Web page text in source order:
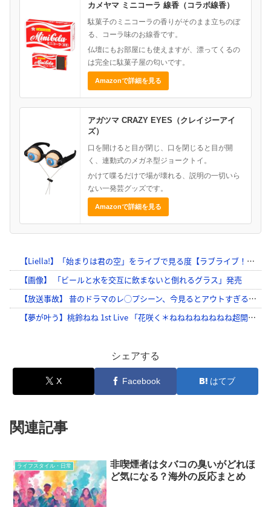
カメヤマ ミニコーラ 線香（コラボ線香）
駄菓子のミニコーラの香りがそのまま立ちのぼ
る、コーラ味のお線香です。
仏壇にもお部屋にも使えますが、漂ってくるの
は完全に駄菓子屋の匂いです。
Amazonで詳細を見る
アガツマ CRAZY EYES（クレイジーアイ
ズ）
口を開けると目が閉じ、口を閉じると目が開
く、連動式のメガネ型ジョークトイ。
かけて喋るだけで場が壊れる、説明の一切いら
ない一発芸グッズです。
Amazonで詳細を見る
シェアする
X Facebook はてブ
関連記事
ライフスタイル・日常
非喫煙者はタバコの臭いがどれほ
ど気になる？海外の反応まとめ